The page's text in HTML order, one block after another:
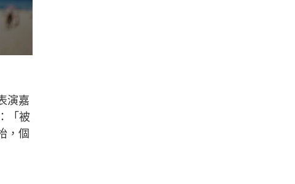
演嘉
「被
，個